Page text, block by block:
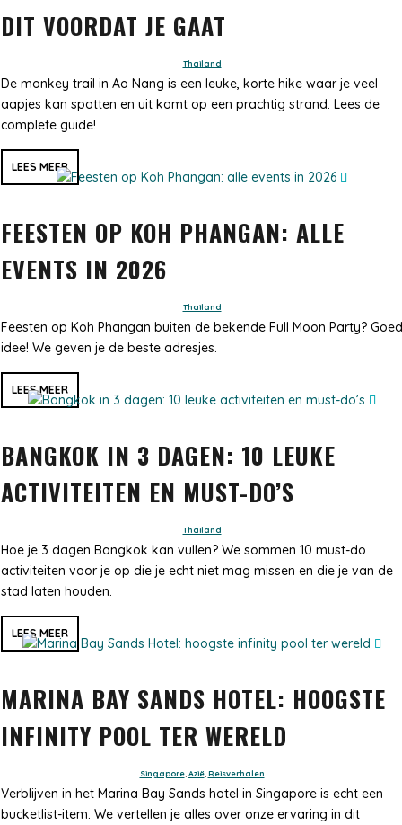
DIT VOORDAT JE GAAT
Thailand
De monkey trail in Ao Nang is een leuke, korte hike waar je veel
aapjes kan spotten en uit komt op een prachtig strand. Lees de
complete guide!
LEES MEER
FEESTEN OP KOH PHANGAN: ALLE
EVENTS IN 2026
Thailand
Feesten op Koh Phangan buiten de bekende Full Moon Party? Goed
idee! We geven je de beste adresjes.
LEES MEER
BANGKOK IN 3 DAGEN: 10 LEUKE
ACTIVITEITEN EN MUST-DO’S
Thailand
Hoe je 3 dagen Bangkok kan vullen? We sommen 10 must-do
activiteiten voor je op die je echt niet mag missen en die je van de
stad laten houden.
LEES MEER
MARINA BAY SANDS HOTEL: HOOGSTE
INFINITY POOL TER WERELD
Singapore, Azië, Reisverhalen
Verblijven in het Marina Bay Sands hotel in Singapore is echt een
bucketlist-item. We vertellen je alles over onze ervaring in dit